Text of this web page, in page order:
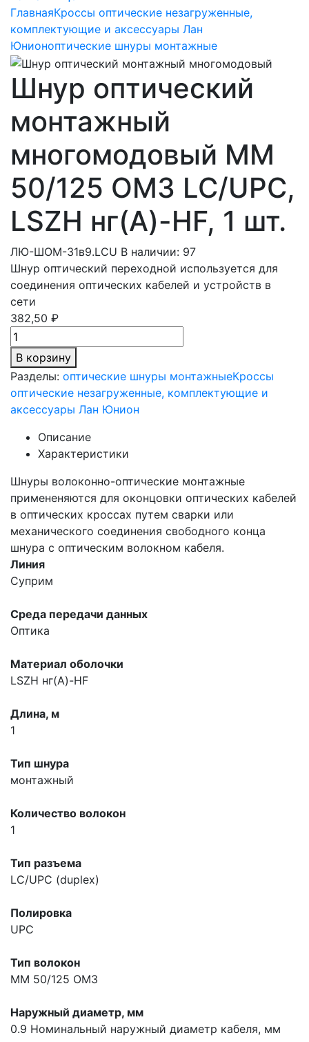
ГлавнаяКроссы оптические незагруженные,
комплектующие и аксессуары Лан
Юнионоптические шнуры монтажные
Шнур оптический
монтажный
многомодовый MM
50/125 OM3 LC/UPC,
LSZH нг(A)-HF, 1 шт.
ЛЮ-ШОМ-31в9.LCU В наличии: 97
Шнур оптический переходной используется для
соединения оптических кабелей и устройств в
сети
382,50 ₽
В корзину
Разделы: оптические шнуры монтажныеКроссы
оптические незагруженные, комплектующие и
аксессуары Лан Юнион
Описание
Характеристики
Шнуры волоконно-оптические монтажные
примененяются для оконцовки оптических кабелей
в оптических кроссах путем сварки или
механического соединения свободного конца
шнура с оптическим волокном кабеля.
Линия
Суприм
Среда передачи данных
Оптика
Материал оболочки
LSZH нг(А)-HF
Длина, м
1
Тип шнура
монтажный
Количество волокон
1
Тип разъема
LC/UPC (duplex)
Полировка
UPC
Тип волокон
MM 50/125 OM3
Наружный диаметр, мм
0.9 Номинальный наружный диаметр кабеля, мм